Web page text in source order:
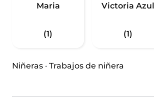
Maria
(1)
Victoria Azul
(1)
Niñeras · Trabajos de niñera